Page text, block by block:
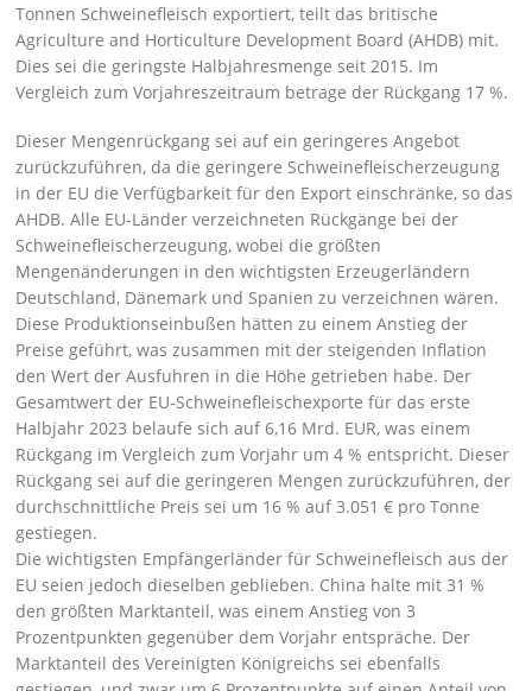
Tonnen Schweinefleisch exportiert, teilt das britische
Agriculture and Horticulture Development Board (AHDB) mit.
Dies sei die geringste Halbjahresmenge seit 2015. Im
Vergleich zum Vorjahreszeitraum betrage der Rückgang 17 %.
Dieser Mengenrückgang sei auf ein geringeres Angebot
zurückzuführen, da die geringere Schweinefleischerzeugung
in der EU die Verfügbarkeit für den Export einschränke, so das
AHDB. Alle EU-Länder verzeichneten Rückgänge bei der
Schweinefleischerzeugung, wobei die größten
Mengenänderungen in den wichtigsten Erzeugerländern
Deutschland, Dänemark und Spanien zu verzeichnen wären.
Diese Produktionseinbußen hätten zu einem Anstieg der
Preise geführt, was zusammen mit der steigenden Inflation
den Wert der Ausfuhren in die Höhe getrieben habe. Der
Gesamtwert der EU-Schweinefleischexporte für das erste
Halbjahr 2023 belaufe sich auf 6,16 Mrd. EUR, was einem
Rückgang im Vergleich zum Vorjahr um 4 % entspricht. Dieser
Rückgang sei auf die geringeren Mengen zurückzuführen, der
durchschnittliche Preis sei um 16 % auf 3.051 € pro Tonne
gestiegen.
Die wichtigsten Empfängerländer für Schweinefleisch aus der
EU seien jedoch dieselben geblieben. China halte mit 31 %
den größten Marktanteil, was einem Anstieg von 3
Prozentpunkten gegenüber dem Vorjahr entspräche. Der
Marktanteil des Vereinigten Königreichs sei ebenfalls